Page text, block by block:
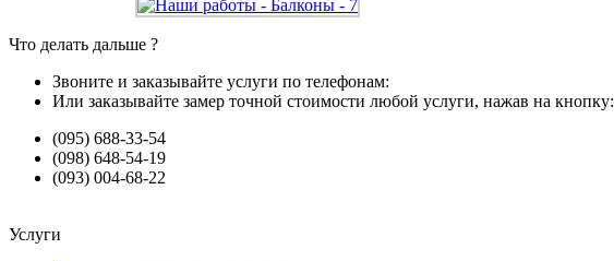
Что делать дальше ?
Звоните и заказывайте услуги по телефонам:
Или заказывайте замер точной стоимости любой услуги, нажав на кнопку:
(095) 688-33-54
(098) 648-54-19
(093) 004-68-22
Услуги